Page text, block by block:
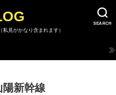
SEARCH
見がかなり含まれます）
陽新幹線